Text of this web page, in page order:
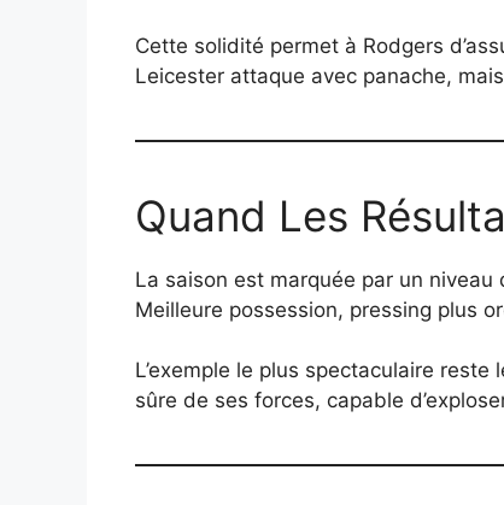
Cette solidité permet à Rodgers
Leicester attaque avec panache,
Quand Les
La saison est marquée par un
Meilleure possession, pressing plus
L’exemple le plus spectaculaire reste
sûre de ses forces, capable